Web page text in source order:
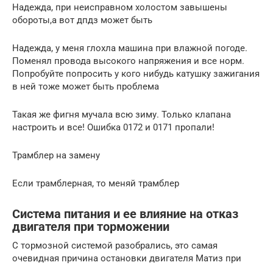
Надежда, при неисправном холостом завышены
обороты,а вот дпдз может быть
Надежда, у меня глохла машина при влажной погоде.
Поменял провода высокого напряжения и все норм.
Попробуйте попросить у кого нибудь катушку зажигания
в ней тоже может быть проблема
Такая же фигня мучала всю зиму. Только клапана
настроить и все! Ошибка 0172 и 0171 пропали!
Трамблер на замену
Если трамблерная, то меняй трамблер
Система питания и ее влияние на отказ
двигателя при торможении
С тормозной системой разобрались, это самая
очевидная причина остановки двигателя Матиз при